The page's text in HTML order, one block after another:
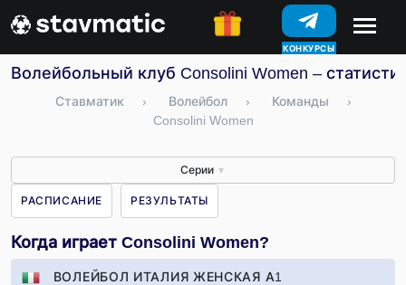
КОНКУРСЫ
Волейбольный клуб Consolini Women –
Ставматик › Волейбол › Команды
›
Consolini Women
Серии ▼
РАСПИСАНИЕ РЕЗУЛЬТАТЫ
Когда играет Consolini Women?
ВОЛЕЙБОЛ ИТАЛИЯ ЖЕНСКАЯ А1